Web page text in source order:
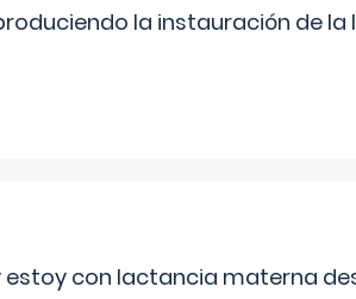
la instauración de
estoy con lactancia materna